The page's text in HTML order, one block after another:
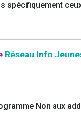
spécifiquement
Réseau Info
Non aux